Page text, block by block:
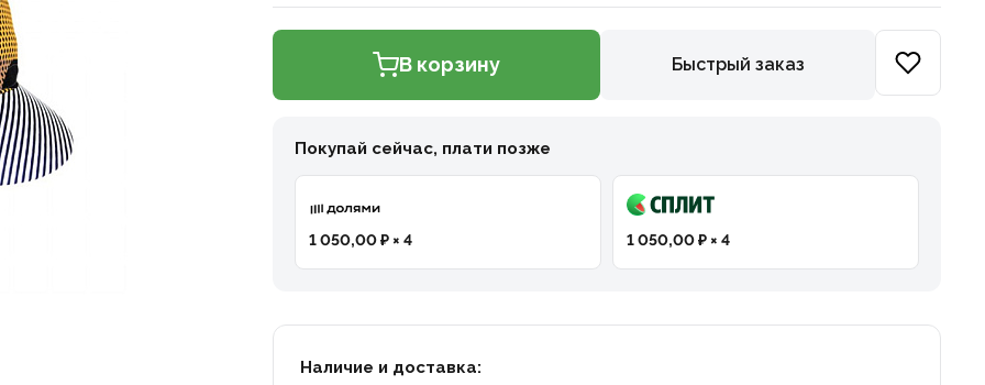
В корзину Быстрый заказ
Покупай сейчас, плати позже
1 050,00 ₽ × 4 1 050,00 ₽ × 4
Наличие и доставка: